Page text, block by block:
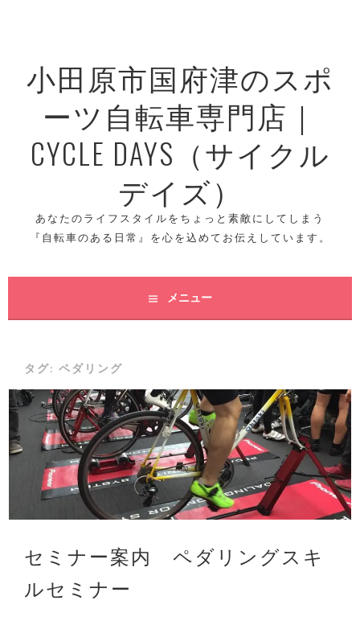
小田原市国府津のスポ
ーツ自転車専門店｜
CYCLE DAYS（サイクル
デイズ）
あなたのライフスタイルをちょっと素敵にしてしまう
『自転車のある日常』を心を込めてお伝えしています。
メニュー
タグ:ペダリング
セミナー案内 ペダリングスキ
ルセミナー